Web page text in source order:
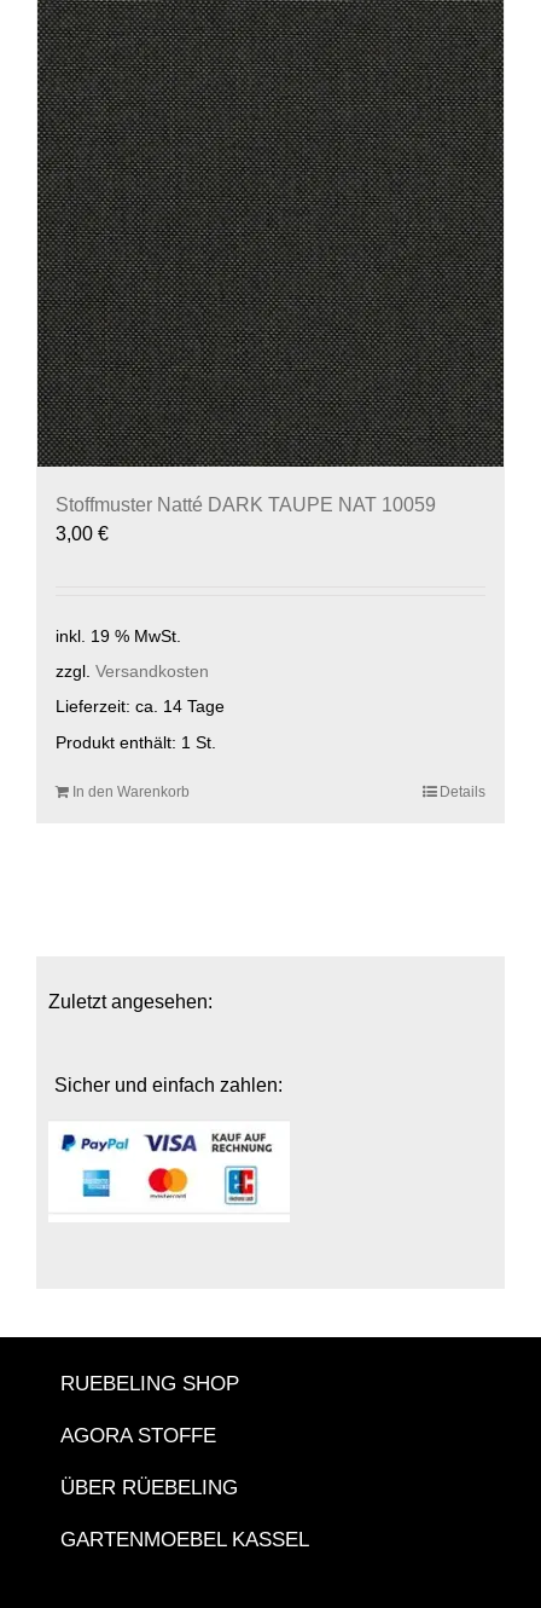
Stoffmuster Natté DARK TAUPE NAT 10059
3,00 €
inkl. 19 % MwSt.
zzgl. Versandkosten
Lieferzeit: ca. 14 Tage
Produkt enthält: 1 St.
In den Warenkorb Details
Zuletzt angesehen:
Sicher und einfach zahlen:
RUEBELING SHOP
AGORA STOFFE
ÜBER RÜEBELING
GARTENMOEBEL KASSEL